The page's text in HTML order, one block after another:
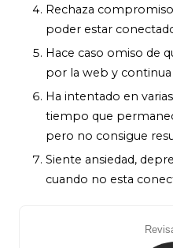
Rechaza
poder estar
Hace caso omiso de
por la web y
Ha intentado en
tiempo que
pero no consigue
Siente ansiedad,
cuando no esta